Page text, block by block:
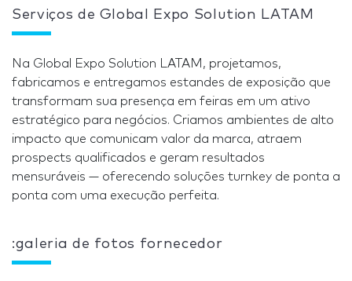
Serviços de Global Expo Solution LATAM
Na Global Expo Solution LATAM, projetamos,
fabricamos e entregamos estandes de exposição que
transformam sua presença em feiras em um ativo
estratégico para negócios. Criamos ambientes de alto
impacto que comunicam valor da marca, atraem
prospects qualificados e geram resultados
mensuráveis — oferecendo soluções turnkey de ponta a
ponta com uma execução perfeita.
:galeria de fotos fornecedor